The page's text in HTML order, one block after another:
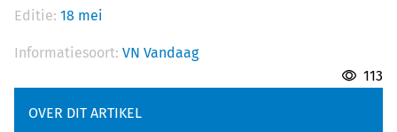
Editie: 18 mei
Informatiesoort: VN Vandaag
113
OVER DIT ARTIKEL